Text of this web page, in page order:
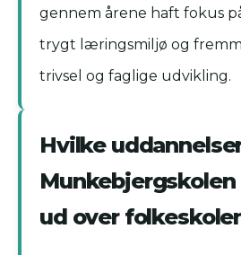
gennem årene haft fokus
trygt læringsmiljø og
trivsel og faglige udvikling.
Hvilke
Munkebjergskolen
ud over